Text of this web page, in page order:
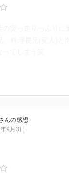
んの感想
9月3日